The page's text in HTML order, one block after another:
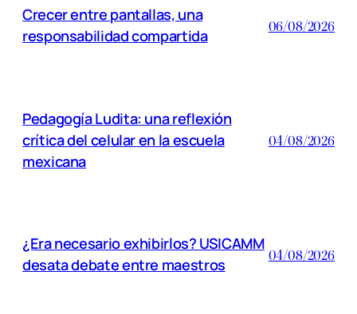
Crecer entre pantallas, una
responsabilidad compartida
06/08/2026
Pedagogía Ludita: una reflexión
crítica del celular en la escuela
mexicana
04/08/2026
¿Era necesario exhibirlos? USICAMM
desata debate entre maestros
04/08/2026